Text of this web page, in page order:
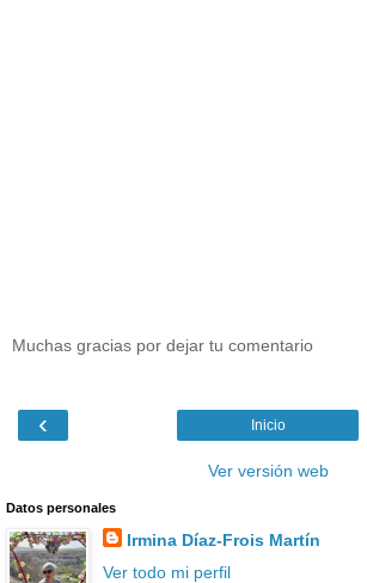
Muchas gracias por dejar tu comentario
‹ Inicio
Ver versión web
Datos personales
Irmina Díaz-Frois Martín
Ver todo mi perfil